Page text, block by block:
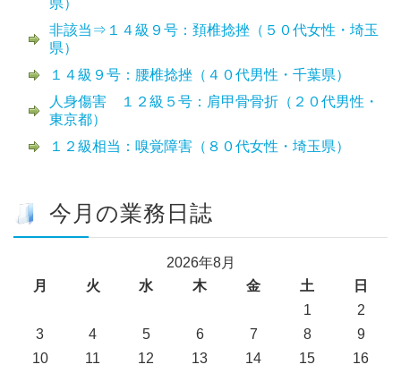
非該当⇒１４級９号：頚椎捻挫（５０代女性・埼玉
県）
１４級９号：腰椎捻挫（４０代男性・千葉県）
人身傷害 １２級５号：肩甲骨骨折（２０代男性・
東京都）
１２級相当：嗅覚障害（８０代女性・埼玉県）
今月の業務日誌
2026年8月
月
火 水 木 金 土 日
1
2
3
4 5 6 7 8
9
10
11 12 13 14 15
16